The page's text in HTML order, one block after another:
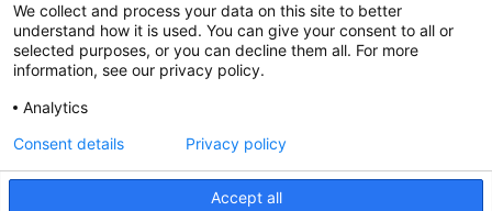
@CGTCatalunya
cgtcatalunya
CGTCatalunya
cgtcatalunya
We collect and process your data on this site to better
understand how it is used. You can give your consent to all or
selected purposes, or you can decline them all. For more
information, see our privacy policy.
Analytics
Accept all
Consent details Privacy policy